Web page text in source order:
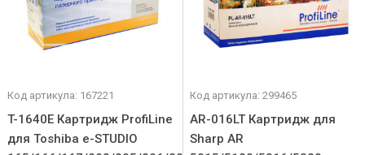
Код артикула: 167221
T-1640E Картридж ProfiLine
для Toshiba e-STUDIO
Код артикула: 299465
AR-016LT Картридж для
Sharp AR